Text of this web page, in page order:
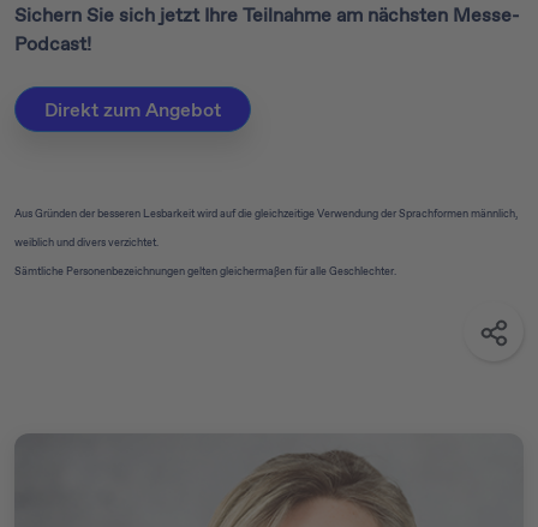
Sichern Sie sich jetzt Ihre Teilnahme am nächsten Messe-
Podcast!
Direkt zum Angebot
Aus Gründen der besseren Lesbarkeit wird auf die gleichzeitige Verwendung der Sprachformen männlich,
weiblich und divers verzichtet.
Sämtliche Personenbezeichnungen gelten gleichermaßen für alle Geschlechter.